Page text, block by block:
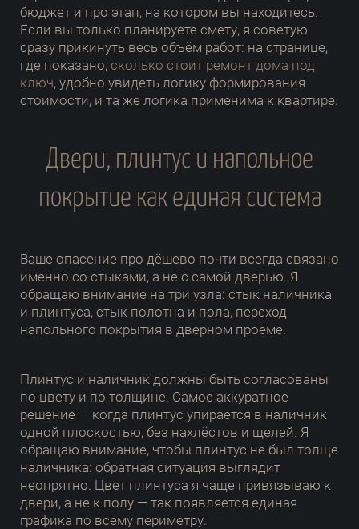
бюджет и про этап, на котором вы находитесь.
Если вы только планируете смету, я советую
сразу прикинуть весь объём работ: на странице,
где показано, сколько стоит ремонт дома под
ключ, удобно увидеть логику формирования
стоимости, и та же логика применима к квартире.
Двери, плинтус и напольное
покрытие как единая система
Ваше опасение про дёшево почти всегда связано
именно со стыками, а не с самой дверью. Я
обращаю внимание на три узла: стык наличника
и плинтуса, стык полотна и пола, переход
напольного покрытия в дверном проёме.
Плинтус и наличник должны быть согласованы
по цвету и по толщине. Самое аккуратное
решение — когда плинтус упирается в наличник
одной плоскостью, без нахлёстов и щелей. Я
обращаю внимание, чтобы плинтус не был толще
наличника: обратная ситуация выглядит
неопрятно. Цвет плинтуса я чаще привязываю к
двери, а не к полу — так появляется единая
графика по всему периметру.